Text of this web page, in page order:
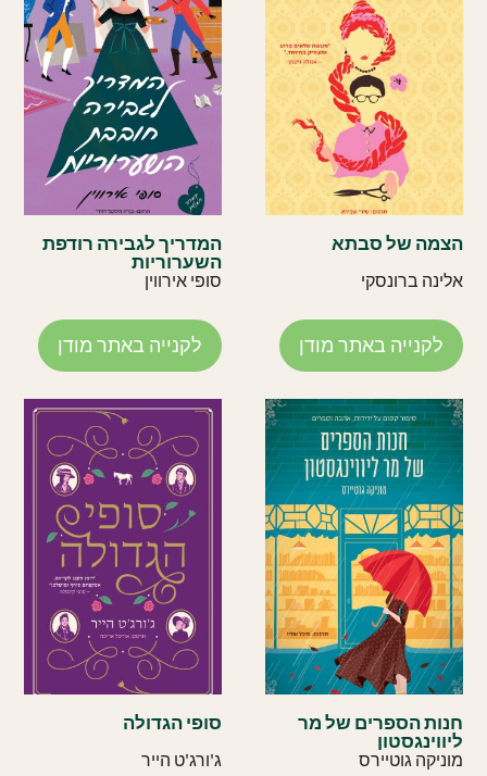
הצמה של סבתא
אלינה ברונסקי
לקנייה באתר מודן
המדריך לגבירה רודפת
השערוריות
סופי אירווין
לקנייה באתר מודן
חנות הספרים של מר
ליווינגסטון
מוניקה גוטיירס
סופי הגדולה
ג'ורג'ט הייר